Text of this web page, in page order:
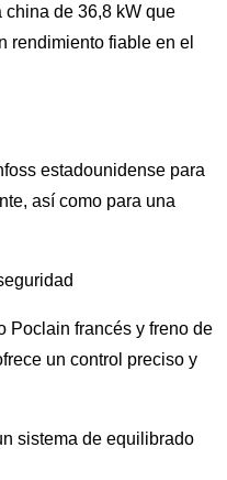
china de 36,8 kW que
rendimiento fiable en el
estadounidense para
así como para una
Poclain francés y freno de
un control preciso y
sistema de equilibrado